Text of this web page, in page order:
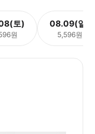
토)
원
08.09(일)
5,596원